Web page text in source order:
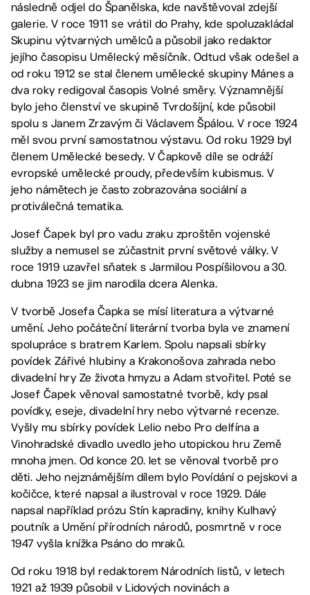
následně odjel do Španělska, kde navštěvoval zdejší
galerie. V roce 1911 se vrátil do Prahy, kde spoluzakládal
Skupinu výtvarných umělců a působil jako redaktor
jejího časopisu Umělecký měsíčník. Odtud však odešel a
od roku 1912 se stal členem umělecké skupiny Mánes a
dva roky redigoval časopis Volné směry. Významnější
bylo jeho členství ve skupině Tvrdošíjní, kde působil
spolu s Janem Zrzavým či Václavem Špálou. V roce 1924
měl svou první samostatnou výstavu. Od roku 1929 byl
členem Umělecké besedy. V Čapkově díle se odráží
evropské umělecké proudy, především kubismus. V
jeho námětech je často zobrazována sociální a
protiválečná tematika.
Josef Čapek byl pro vadu zraku zproštěn vojenské
služby a nemusel se zúčastnit první světové války. V
roce 1919 uzavřel sňatek s Jarmilou Pospíšilovou a 30.
dubna 1923 se jim narodila dcera Alenka.
V tvorbě Josefa Čapka se mísí literatura a výtvarné
umění. Jeho počáteční literární tvorba byla ve znamení
spolupráce s bratrem Karlem. Spolu napsali sbírky
povídek Zářivé hlubiny a Krakonošova zahrada nebo
divadelní hry Ze života hmyzu a Adam stvořitel. Poté se
Josef Čapek věnoval samostatné tvorbě, kdy psal
povídky, eseje, divadelní hry nebo výtvarné recenze.
Vyšly mu sbírky povídek Lelio nebo Pro delfína a
Vinohradské divadlo uvedlo jeho utopickou hru Země
mnoha jmen. Od konce 20. let se věnoval tvorbě pro
děti. Jeho nejznámějším dílem bylo Povídání o pejskovi a
kočičce, které napsal a ilustroval v roce 1929. Dále
napsal například prózu Stín kapradiny, knihy Kulhavý
poutník a Umění přírodních národů, posmrtně v roce
1947 vyšla knížka Psáno do mraků.
Od roku 1918 byl redaktorem Národních listů, v letech
1921 až 1939 působil v Lidových novinách a